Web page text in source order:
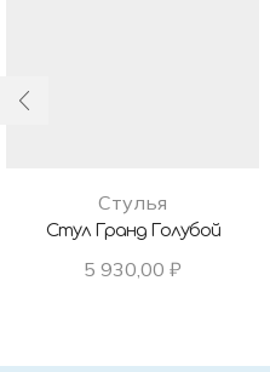
Стулья
Стул Гранд Голубой
5 930,00 ₽